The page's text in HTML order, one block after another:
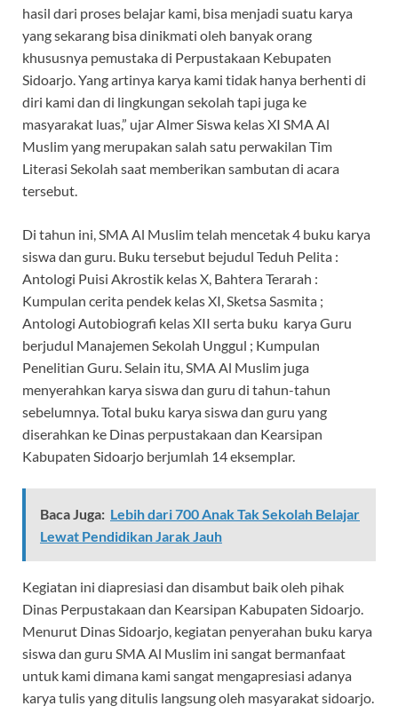
hasil dari proses belajar kami, bisa menjadi suatu karya
yang sekarang bisa dinikmati oleh banyak orang
khususnya pemustaka di Perpustakaan Kebupaten
Sidoarjo. Yang artinya karya kami tidak hanya berhenti di
diri kami dan di lingkungan sekolah tapi juga ke
masyarakat luas,” ujar Almer Siswa kelas XI SMA Al
Muslim yang merupakan salah satu perwakilan Tim
Literasi Sekolah saat memberikan sambutan di acara
tersebut.
Di tahun ini, SMA Al Muslim telah mencetak 4 buku karya
siswa dan guru. Buku tersebut bejudul Teduh Pelita :
Antologi Puisi Akrostik kelas X, Bahtera Terarah :
Kumpulan cerita pendek kelas XI, Sketsa Sasmita ;
Antologi Autobiografi kelas XII serta buku karya Guru
berjudul Manajemen Sekolah Unggul ; Kumpulan
Penelitian Guru. Selain itu, SMA Al Muslim juga
menyerahkan karya siswa dan guru di tahun-tahun
sebelumnya. Total buku karya siswa dan guru yang
diserahkan ke Dinas perpustakaan dan Kearsipan
Kabupaten Sidoarjo berjumlah 14 eksemplar.
Baca Juga: Lebih dari 700 Anak Tak Sekolah Belajar
Lewat Pendidikan Jarak Jauh
Kegiatan ini diapresiasi dan disambut baik oleh pihak
Dinas Perpustakaan dan Kearsipan Kabupaten Sidoarjo.
Menurut Dinas Sidoarjo, kegiatan penyerahan buku karya
siswa dan guru SMA Al Muslim ini sangat bermanfaat
untuk kami dimana kami sangat mengapresiasi adanya
karya tulis yang ditulis langsung oleh masyarakat sidoarjo.